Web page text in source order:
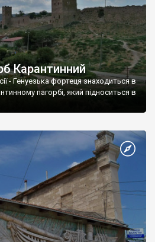
Карантинний
- Генуезька фортеця знаходиться в
пагорбі, який підноситься в